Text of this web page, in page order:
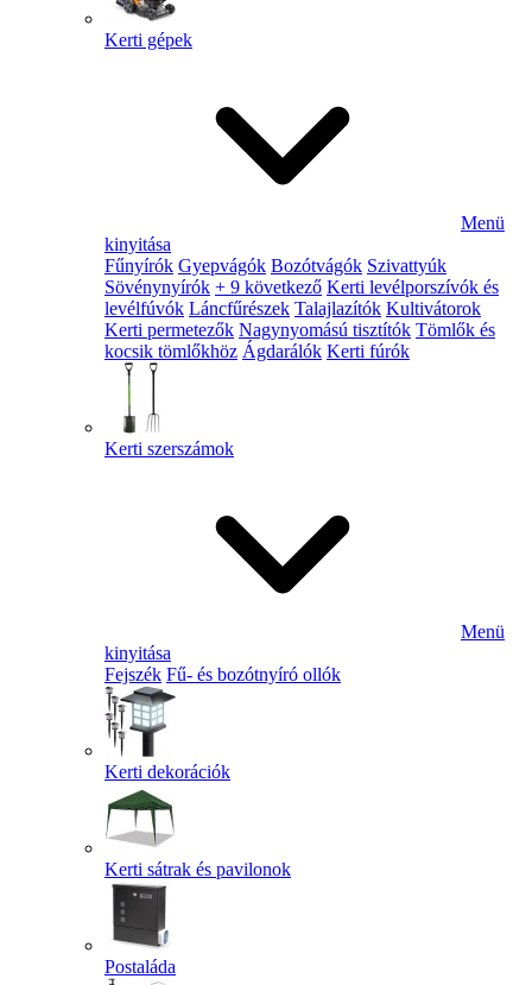
Kerti gépek
Menü
kinyitása
Fűnyírók Gyepvágók Bozótvágók Szivattyúk
Sövénynyírók + 9 következő Kerti levélporszívók és
levélfúvók Láncfűrészek Talajlazítók Kultivátorok
Kerti permetezők Nagynyomású tisztítók Tömlők és
kocsik tömlőkhöz Ágdarálók Kerti fúrók
Kerti szerszámok
Menü
kinyitása
Fejszék Fű- és bozótnyíró ollók
Kerti dekorációk
Kerti sátrak és pavilonok
Postaláda